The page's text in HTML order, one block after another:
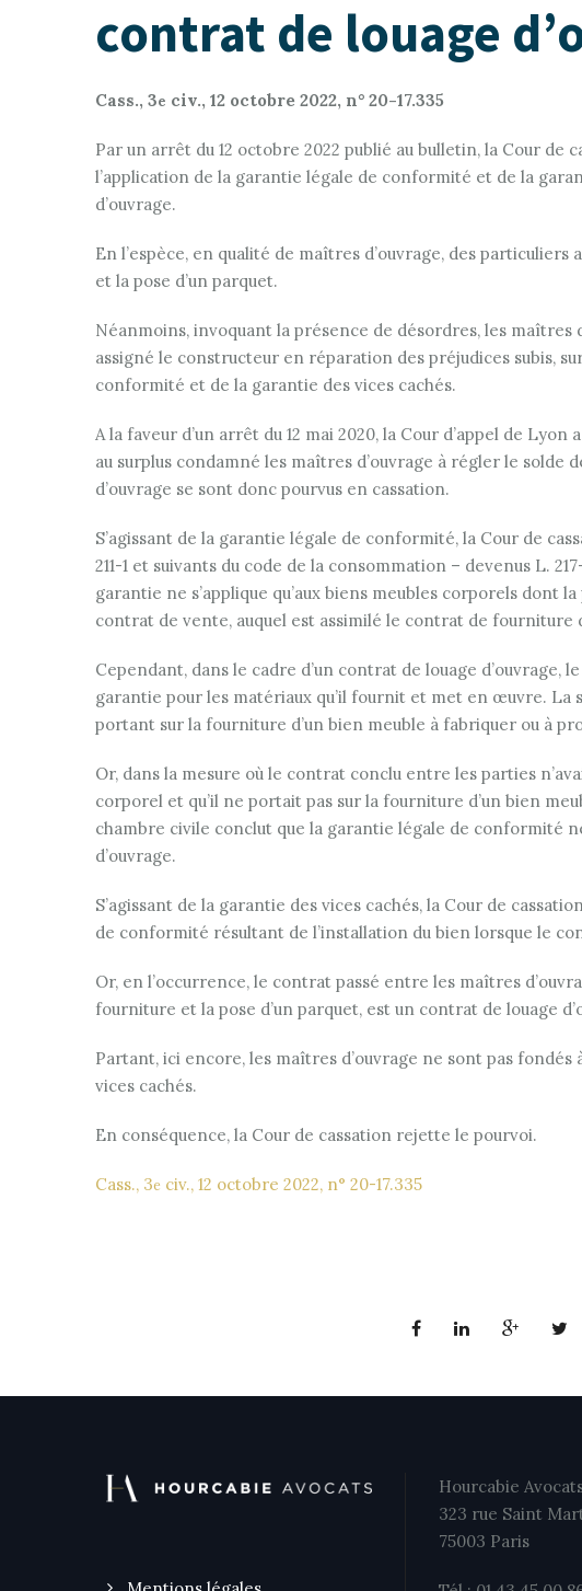
contrat de louage
Cass., 3e civ., 12 octobre 2022, n° 20-17.335
Par un arrêt du 12 octobre 2022 publié au bulletin, la Cour de
l’application de la garantie légale de conformité et de la
d’ouvrage.
En l’espèce, en qualité de maîtres d’ouvrage, des
et la pose d’un parquet.
Néanmoins, invoquant la présence de désordres, les maîtres
assigné le constructeur en réparation des préjudices subis,
conformité et de la garantie des vices cachés.
A la faveur d’un arrêt du 12 mai 2020, la Cour d’appel de
au surplus condamné les maîtres d’ouvrage à régler le solde
d’ouvrage se sont donc pourvus en cassation.
S’agissant de la garantie légale de conformité, la Cour de
211-1 et suivants du code de la consommation – devenus L.
garantie ne s’applique qu’aux biens meubles corporels dont
contrat de vente, auquel est assimilé le contrat de fourniture
Cependant, dans le cadre d’un contrat de louage d’ouvrage,
garantie pour les matériaux qu’il fournit et met en œuvre. La
portant sur la fourniture d’un bien meuble à fabriquer ou à
Or, dans la mesure où le contrat conclu entre les parties
corporel et qu’il ne portait pas sur la fourniture d’un bien
chambre civile conclut que la garantie légale de conformité
d’ouvrage.
S’agissant de la garantie des vices cachés, la Cour de
de conformité résultant de l’installation du bien lorsque le
Or, en l’occurrence, le contrat passé entre les maîtres
fourniture et la pose d’un parquet, est un contrat de louage
Partant, ici encore, les maîtres d’ouvrage ne sont pas
vices cachés.
En conséquence, la Cour de cassation rejette le pourvoi.
Cass., 3e civ., 12 octobre 2022, n° 20-17.335
Hourcabie
323 rue Saint
75003 Paris